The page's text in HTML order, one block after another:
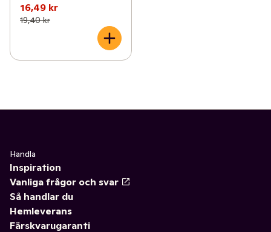
16,49 kr
19,40 kr
Handla
Inspiration
Vanliga frågor och svar
Så handlar du
Hemleverans
Färskvarugaranti